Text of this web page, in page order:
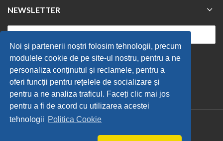
Noi și partenerii noștri folosim tehnologii, precum
modulele cookie de pe site-ul nostru, pentru a ne
personaliza conținutul și reclamele, pentru a
oferi funcții pentru rețelele de socializare și
pentru a ne analiza traficul. Faceți clic mai jos
pentru a fi de acord cu utilizarea acestei
tehnologii Politica Cookie
NEWSLETTER
Tiravis